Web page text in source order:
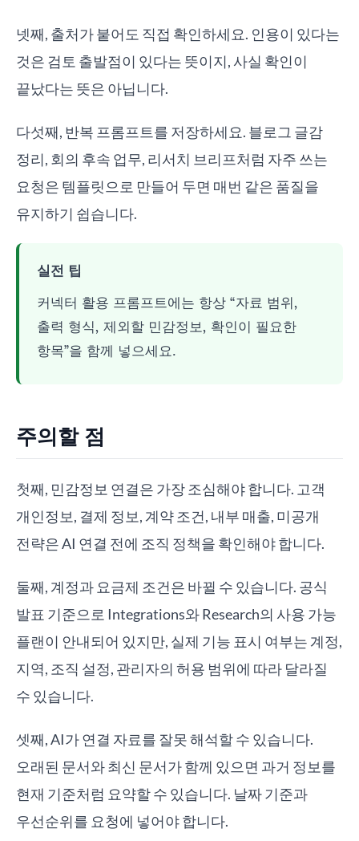
넷째, 출처가 붙어도 직접 확인하세요. 인용이 있다는
것은 검토 출발점이 있다는 뜻이지, 사실 확인이
끝났다는 뜻은 아닙니다.
다섯째, 반복 프롬프트를 저장하세요. 블로그 글감
정리, 회의 후속 업무, 리서치 브리프처럼 자주 쓰는
요청은 템플릿으로 만들어 두면 매번 같은 품질을
유지하기 쉽습니다.
실전 팁
커넥터 활용 프롬프트에는 항상 “자료 범위,
출력 형식, 제외할 민감정보, 확인이 필요한
항목”을 함께 넣으세요.
주의할 점
첫째, 민감정보 연결은 가장 조심해야 합니다. 고객
개인정보, 결제 정보, 계약 조건, 내부 매출, 미공개
전략은 AI 연결 전에 조직 정책을 확인해야 합니다.
둘째, 계정과 요금제 조건은 바뀔 수 있습니다. 공식
발표 기준으로 Integrations와 Research의 사용 가능
플랜이 안내되어 있지만, 실제 기능 표시 여부는 계정,
지역, 조직 설정, 관리자의 허용 범위에 따라 달라질
수 있습니다.
셋째, AI가 연결 자료를 잘못 해석할 수 있습니다.
오래된 문서와 최신 문서가 함께 있으면 과거 정보를
현재 기준처럼 요약할 수 있습니다. 날짜 기준과
우선순위를 요청에 넣어야 합니다.